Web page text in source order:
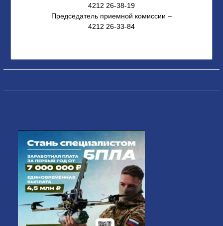
4212 26-38-19
Председатель приемной комиссии –
4212 26-33-84